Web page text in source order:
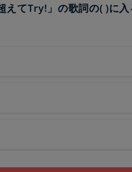
えてTry!」の歌詞の( )に入